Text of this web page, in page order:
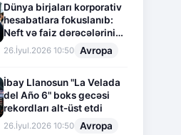
Dünya birjaları korporativ
hesabatlara fokuslanıb:
Neft və faiz dərəcələrinin
təsiri altında cari vəziyyət
26.İyul.2026 10:50 Avropa
İbay Llanosun "La Velada
del Año 6" boks gecəsi
rekordları alt-üst etdi
26.İyul.2026 10:50 Avropa